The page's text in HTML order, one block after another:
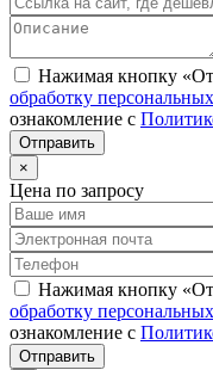
Нажимая кнопку
обработку
ознакомление с
×
Цена по запросу
Нажимая кнопку
обработку
ознакомление с